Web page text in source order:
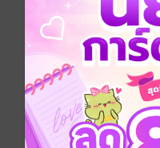
20 เมิ่ง ห่าวหราน: ค้าง
ต้าฝู" ไม่มา
21 หวังชางหลิง: ชมจัน
ซุยแห่งซานอิ๋น
22 ชิว เวย: ตามหานัก
23 ฉีอู๋เฉียน: ล่องเรือฤ
24 ฉาง เจี้ยน: พักค้าง
....